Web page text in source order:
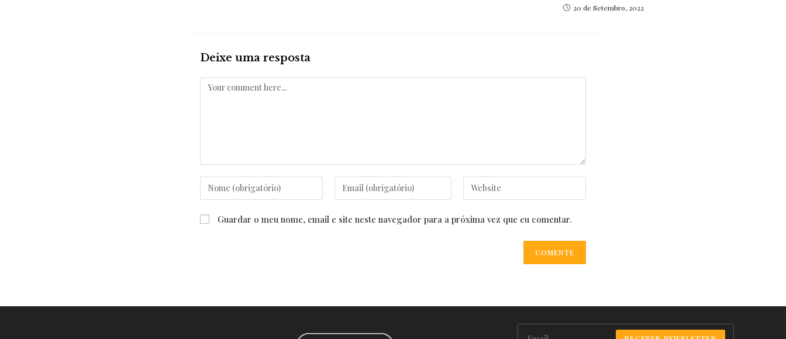
20 de Setembro, 2022
Deixe uma resposta
Comentar
Enter
your
name
Enter
your
email
Enter
your
website
Guardar o meu nome, email e site neste navegador para a próxima vez que eu comentar.